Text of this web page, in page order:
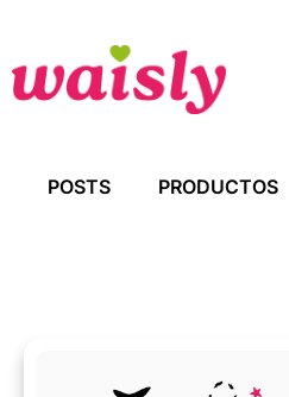
POSTS PRODUCTOS